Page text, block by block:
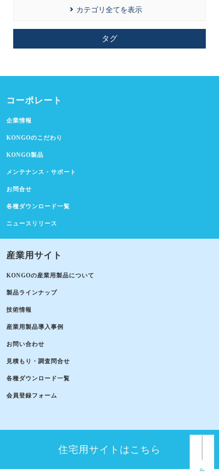
カテゴリ全てを表示
タグ
コーポレート
企業情報
KONGOのこだわり
KONGO製品
メンテナンス・サポート
お問合せ
各種ダウンロード一覧
ニュースリリース
産業用サイト
KONGOの産業用製品について
製品ラインナップ
技術情報
産業用製品導入事例
お問い合わせ
見積もり・調査問合せ
各種ダウンロード一覧
会員登録フォーム
住宅用サイトはこちら